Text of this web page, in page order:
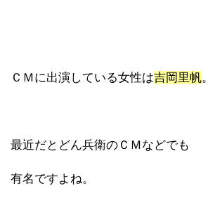
ＣＭに出演している女性は吉岡里帆。
最近だとどん兵衛のＣＭなどでも
有名ですよね。